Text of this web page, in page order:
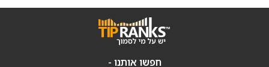
חפשו אותנו -